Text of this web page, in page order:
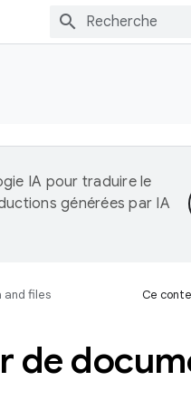
IA pour traduire le
générées par IA
and files Ce
de